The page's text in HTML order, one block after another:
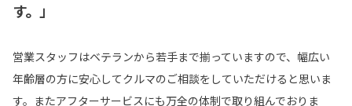
す。」
営業スタッフはベテランから若手まで揃っていますので、幅広い
年齢層の方に安心してクルマのご相談をしていただけると思いま
す。またアフターサービスにも万全の体制で取り組んでおりま